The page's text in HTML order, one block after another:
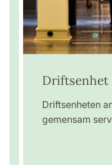
Driftsenhet
Driftsenheten
gemensam